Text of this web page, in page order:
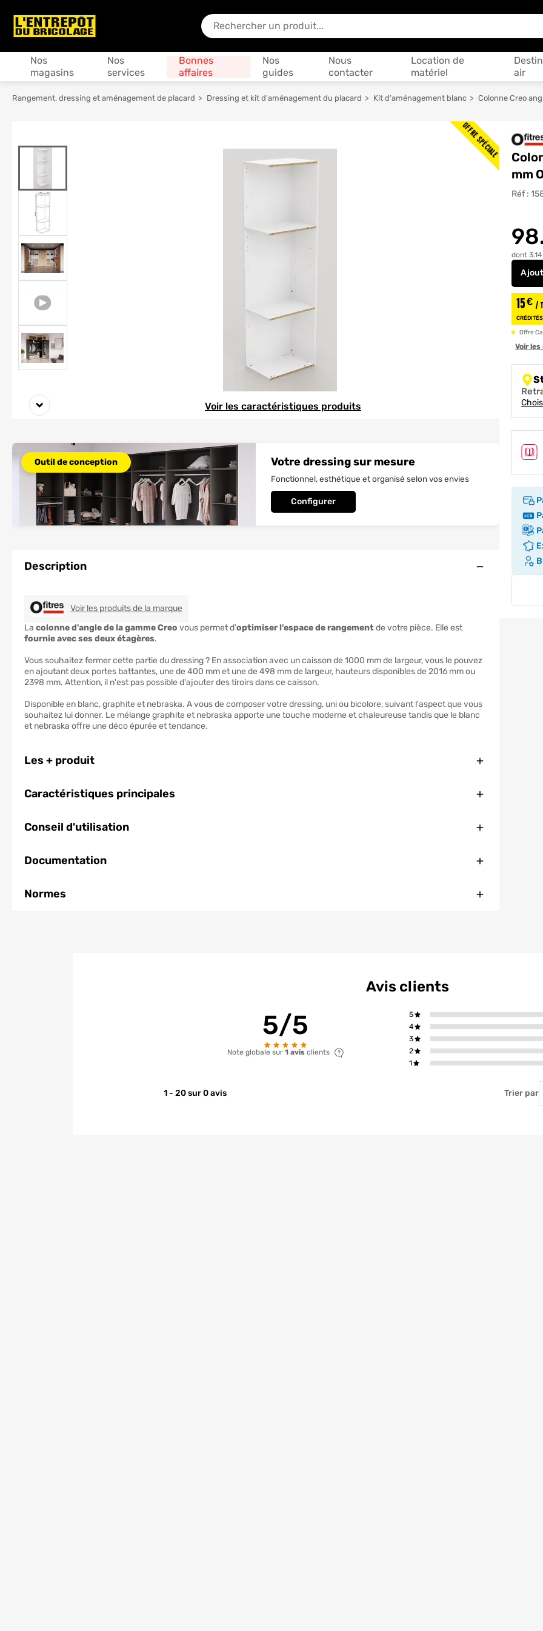
En quoi puis-je vous aider ?
Nos
magasins
Nos
services
Bonnes
affaires
Nos
guides
Nous
contacter
Location de
matériel
air
Rangement, dressing et aménagement de placard Dressing et kit d'aménagement du placard Kit d'aménagement blanc Colonne Creo
mm
Réf :
dont
15€ /
CRÉDITÉS
Offre
Voir
Element 1 sur 5
OFFRE SPÉCIALE
Voir les caractéristiques produits
Outil de conception Votre dressing sur mesure
Fonctionnel, esthétique et organisé selon vos envies
Configurer
Description Ouvert
Voir les produits de la marqueOFITRES
La colonne d'angle de la gamme Creo vous permet d'optimiser l'espace de rangementde votre pièce. Elle est
fournie avec ses deux étagères.
Vous souhaitez fermer cette partie du dressing ? En association avec un caisson de 1000 mm de largeur, vous le pouvez
en ajoutant deux portes battantes, une de 400 mm et une de 498 mm de largeur, hauteurs disponibles de 2016 mm ou
2398 mm. Attention, il n'est pas possible d'ajouter des tiroirs dans ce caisson.
Disponible en blanc, graphite et nebraska. A vous de composer votre dressing, uni ou bicolore, suivant l'aspect que vous
souhaitez lui donner. Le mélange graphite et nebraska apporte une touche moderne et chaleureuse tandis que le blanc
et nebraska offre une déco épurée et tendance.
Les + produit Fermer
Caractéristiques principales Fermer
Conseil d'utilisation Fermer
Documentation Fermer
Normes Fermer
Avis clients
5/5
Note globale sur1 avis clients
5
4
3
2
1
1 - 20 sur 0 avis Trier par